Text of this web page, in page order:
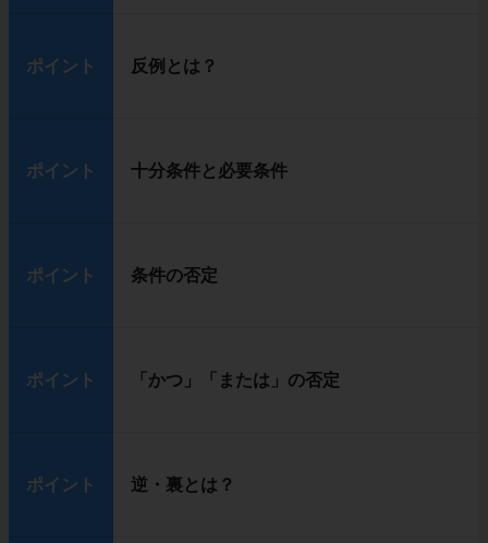
ポイント 反例とは？
ポイント 十分条件と必要条件
ポイント 条件の否定
ポイント 「かつ」「または」の否定
ポイント 逆・裏とは？